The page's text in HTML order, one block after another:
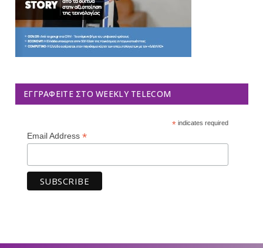
ΕΓΓΡΑΦΕΊΤΕ ΣΤΟ WEEKLY TELECOM
*indicates required
Email Address *